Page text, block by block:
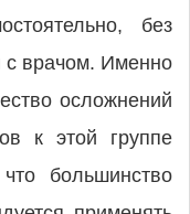
без
с врачом. Именно
осложнений
к этой группе
большинство